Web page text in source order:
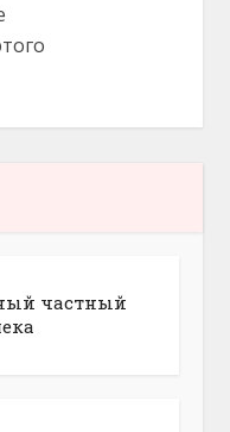
частный